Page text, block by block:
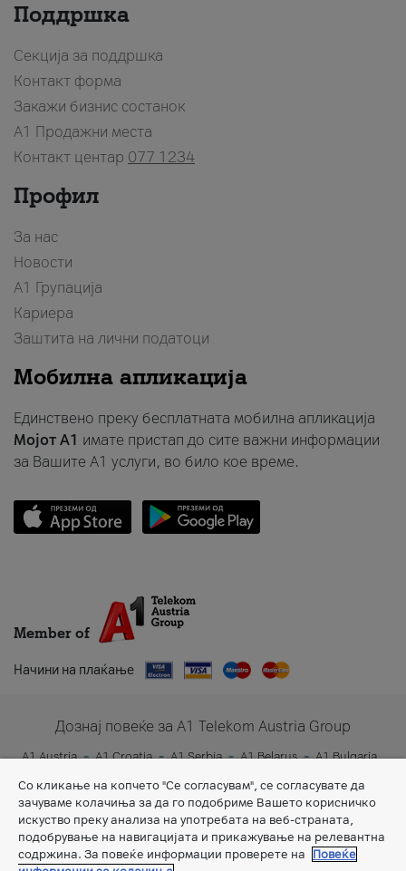
Поддршка
Секција за поддршка
Контакт форма
Закажи бизнис состанок
A1 Продажни места
Контакт центар 077 1234
Профил
За нас
Новости
А1 Групација
Кариера
Заштита на лични податоци
Мобилна апликација
Единствено преку бесплатната мобилна апликација
Мојот A1 имате пристап до сите важни информации
за Вашите A1 услуги, во било кое време.
Member of
Начини на плаќање
Дознај повеќе за A1 Telekom Austria Group
A1 Austria A1 Croatia A1 Serbia A1 Belarus
A1 Bulgaria
Со кликање на копчето "Се согласувам", се согласувате да
зачуваме колачиња за да го подобриме Вашето корисничко
искуство преку анализа на употребата на веб-страната,
подобрување на навигацијата и прикажување на релевантна
содржина. За повеќе информации проверете на
Повеќе